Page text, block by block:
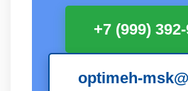
+7 (999)
optimeh-